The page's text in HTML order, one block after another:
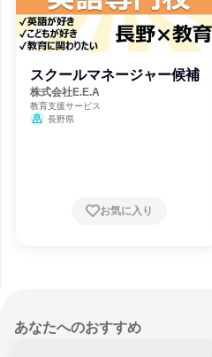
スクールマネージャー候補
株式会社E.E.A
教育支援サービス
長野県
お気に入り
あなたへのおすすめ